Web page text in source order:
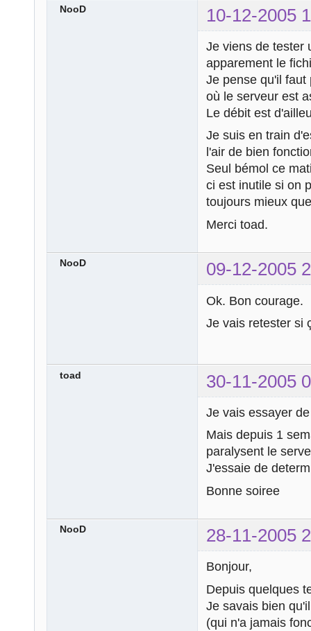
NooD 10-12-2005
Je viens de tester
apparement le
Je pense qu'il faut
où le serveur est
Le débit est
Je suis en train
l'air de bien
Seul bémol ce
ci est inutile si on
toujours mieux
Merci toad.
NooD 09-12-2005
Ok. Bon courage.
Je vais retester si
toad 30-11-2005
Je vais essayer
Mais depuis 1
paralysent le
J'essaie de
Bonne soiree
NooD 28-11-2005
Bonjour,
Depuis quelques
Je savais bien
(qui n'a jamais